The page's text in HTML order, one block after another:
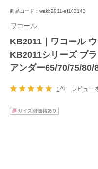
商品コード：wakb2011-ef103143
ワコール
KB2011｜ワコール
KB2011シリーズ ブ
アンダー65/70/75/80/
1件 レビュー